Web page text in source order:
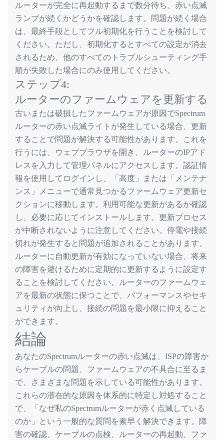
ルーターが完全に再起動するまで数分待ち、赤い点滅
ランプが続くかどうかを確認します。問題が続く場合
は、最終手段としてフル初期化を行うことを検討して
ください。ただし、初期化するとすべての設定が消去
されるため、他のすべてのトラブルシューティング手
順が失敗した場合にのみ使用してください。
ステップ4:
ルーターのファームウェアを更新する
古いまたは破損したファームウェアが原因でSpectrum
ルーターの赤い点滅ライトが発生している場合、更新
することで問題が解決する可能性があります。これを
行うには、ウェブブラウザを開き、ルーターのIPアド
レスを入力して管理パネルにアクセスします。認証情
報を使用してログインし、「高度」または「メンテナ
ンス」メニューで通常見つかるファームウェア更新セ
クションに移動します。利用可能な更新があるか確認
し、必要に応じてインストールします。更新プロセス
が中断されないように注意してください。停電や接続
切れが発生すると問題が追加されることがあります。
ルーターに自動更新が有効になっていない場合、将来
の障害を避けるために定期的に更新するように設定す
ることを検討してください。ルーターのファームウェ
アを最新の状態に保つことで、パフォーマンスやセキ
ュリティが向上し、接続の問題を最小限に抑えること
ができます。
結論
あなたのSpectrumルーターの赤い点滅は、 ISPの障害か
らケーブルの問題、ファームウェアの不具合に至るま
で、さまざまな問題を示している可能性があります。
これらの潜在的な原因を体系的に特定し対処すること
で、「なぜ私のSpectrumルーターが赤く点滅している
のか」という一般的な質問を素早く解決できます。障
害の確認、ケーブルの点検、ルーターの再起動、ファ